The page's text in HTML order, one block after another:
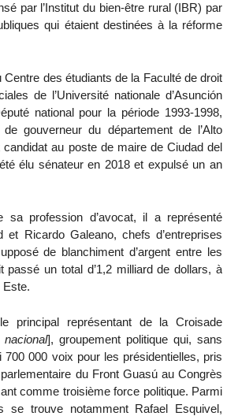
par l’Institut du bien-être rural (IBR) par
qui étaient destinées à la réforme
Centre des étudiants de la Faculté de droit
de l’Université nationale d’Asunción
national pour la période 1993-1998,
gouverneur du département de l’Alto
candidat au poste de maire de Ciudad del
élu sénateur en 2018 et expulsé un an
sa profession d’avocat, il a représenté
et Ricardo Galeano, chefs d’entreprises
de blanchiment d’argent entre les
passé un total d’1,2 milliard de dollars, à
Este.
principal représentant de la Croisade
nacional], groupement politique qui, sans
700 000 voix pour les présidentielles, pris
du Front Guasú au Congrès
comme troisième force politique. Parmi
se trouve notamment Rafael Esquivel,